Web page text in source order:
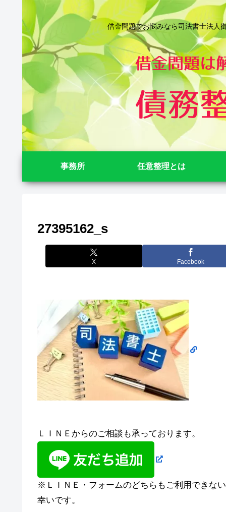
借金問題でお悩みなら司法書士法
事務所 任意整理とは
27395162_s
X Facebook
ＬＩＮＥからのご相談も承っております。
※ＬＩＮＥ・フォームのどちらもご利用できな
幸いです。